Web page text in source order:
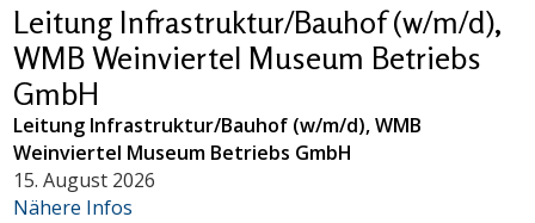
Leitung Infrastruktur/Bauhof (w/m/d),
WMB Weinviertel Museum Betriebs
GmbH
Leitung Infrastruktur/Bauhof (w/m/d), WMB
Weinviertel Museum Betriebs GmbH
15. August 2026
Nähere Infos